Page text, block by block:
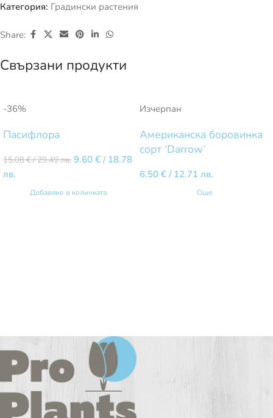
Категория: Градински растения
Share:
Свързани продукти
-36%
Пасифлора
15.08€/ 29.49 лв. 9.60 € / 18.78
лв.
Добавяне в количката
Изчерпан
Американска боровинка
сорт ‘Darrow’
6.50 € / 12.71 лв.
Още